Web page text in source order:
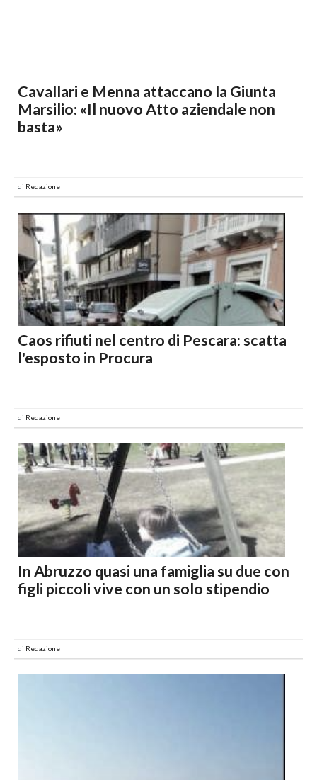
Cavallari e Menna attaccano la Giunta
Marsilio: «Il nuovo Atto aziendale non
basta»
di Redazione
Caos rifiuti nel centro di Pescara: scatta
l'esposto in Procura
di Redazione
In Abruzzo quasi una famiglia su due con
figli piccoli vive con un solo stipendio
di Redazione